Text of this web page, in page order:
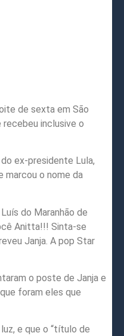
de sexta em São
recebeu inclusive o
ex-presidente Lula,
o nome da
do Maranhão de
Anitta!!! Sinta-se
Janja. A pop Star
o poste de Janja e
foram eles que
e que o “título de